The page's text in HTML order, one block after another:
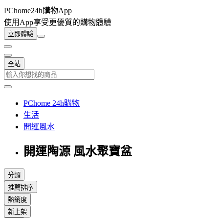
PChome24h購物App
使用App享受更優質的購物體驗
立即體驗
全站
PChome 24h購物
生活
開運風水
開運陶源 風水聚寶盆
分類
推薦排序
熱銷度
新上架